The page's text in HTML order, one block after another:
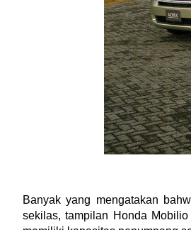
Banyak yang mengatakan
sekilas, tampilan Honda